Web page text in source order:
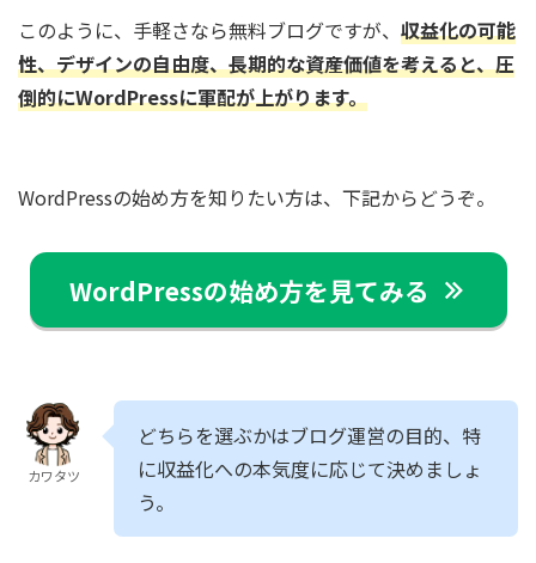
このように、手軽さなら無料ブログですが、 収益化の可能
性、デザインの自由度、長期的な資産価値を考えると、圧
倒的にWordPressに軍配が上がります。
WordPressの始め方を知りたい方は、下記からどうぞ。
WordPressの始め方を見てみる
カワタツ
どちらを選ぶかはブログ運営の目的、特
に収益化への本気度に応じて決めましょ
う。